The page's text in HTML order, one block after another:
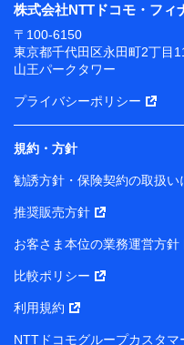
株式会社NTTドコモ・フィ
〒100-6150
東京都千代田区永田町2丁目
山王パークタワー
プライバシーポリシー
規約・方針
勧誘方針・保険契約の取扱い
推奨販売方針
お客さま本位の業務運営方針
比較ポリシー
利用規約
NTTドコモグループカスタ